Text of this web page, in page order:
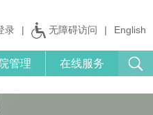
录 | 无障碍访问 | English
管理 在线服务